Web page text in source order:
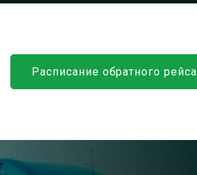
Расписание обратного рейса